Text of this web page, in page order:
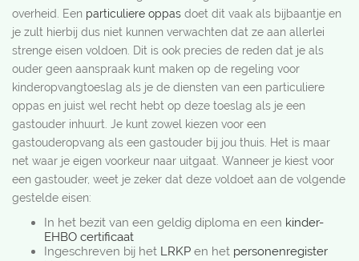
overheid. Een particuliere oppas doet dit vaak als bijbaantje en
je zult hierbij dus niet kunnen verwachten dat ze aan allerlei
strenge eisen voldoen. Dit is ook precies de reden dat je als
ouder geen aanspraak kunt maken op de regeling voor
kinderopvangtoeslag als je de diensten van een particuliere
oppas en juist wel recht hebt op deze toeslag als je een
gastouder inhuurt. Je kunt zowel kiezen voor een
gastouderopvang als een gastouder bij jou thuis. Het is maar
net waar je eigen voorkeur naar uitgaat. Wanneer je kiest voor
een gastouder, weet je zeker dat deze voldoet aan de volgende
gestelde eisen:
In het bezit van een geldig diploma en een kinder-
EHBO certificaat
Ingeschreven bij het LRKP en het personenregister